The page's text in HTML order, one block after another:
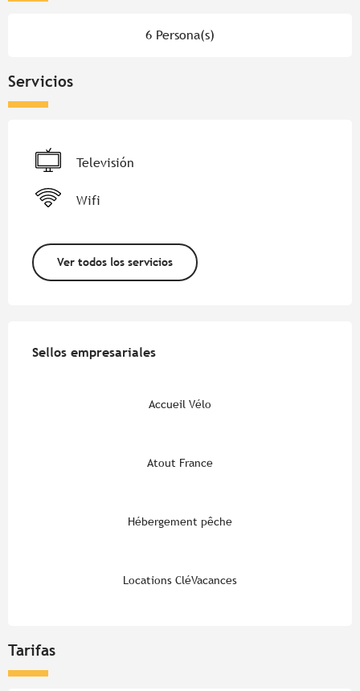
6 Persona(s)
Servicios
Televisión
Wifi
Ver todos los servicios
Sellos empresariales
Sellos empresariales
Accueil Vélo
Atout France
Hébergement pêche
Locations CléVacances
Tarifas